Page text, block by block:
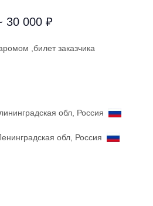
30 000 ₽
,билет заказчика
обл, Россия
обл, Россия